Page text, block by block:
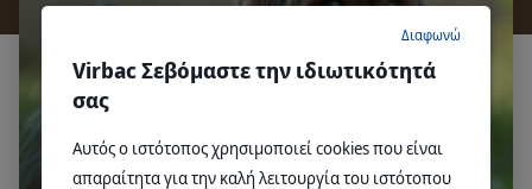
Virbac Σεβόμαστε την ιδιωτικότητά
σας
Αυτός ο ιστότοπος χρησιμοποιεί cookies που είναι
απαραίτητα για την καλή λειτουργία του ιστότοπου
Διαφωνώ